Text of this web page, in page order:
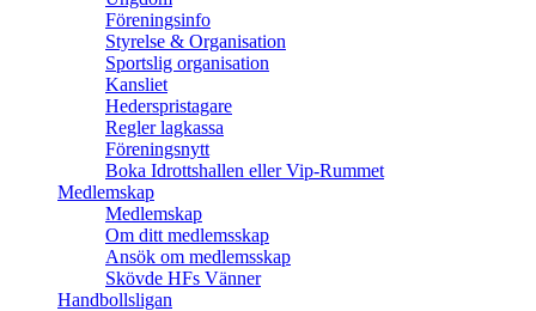
Föreningsinfo
Styrelse & Organisation
Sportslig organisation
Kansliet
Hederspristagare
Regler lagkassa
Föreningsnytt
Boka Idrottshallen eller Vip-Rummet
Medlemskap
Medlemskap
Om ditt medlemsskap
Ansök om medlemsskap
Skövde HFs Vänner
Handbollsligan